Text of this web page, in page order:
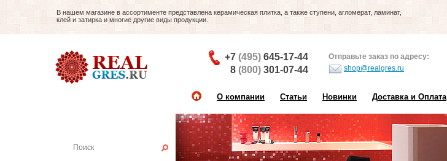
В нашем магазине в ассортименте представлена керамическая плитка, а также ступени, агломерат, ламинат,
клей и затирка и многие другие виды продукции.
+7 (495) 645-17-44
8 (800) 301-07-44
Отправьте заказ по адресу:
shop@realgres.ru
О компании Статьи Новинки Доставка и Оплата